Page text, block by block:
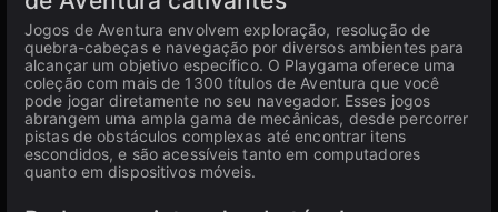
Jogos de Aventura envolvem exploração, resolução de
quebra-cabeças e navegação por diversos ambientes para
alcançar um objetivo específico. O Playgama oferece uma
coleção com mais de 1300 títulos de Aventura que você
pode jogar diretamente no seu navegador. Esses jogos
abrangem uma ampla gama de mecânicas, desde percorrer
pistas de obstáculos complexas até encontrar itens
escondidos, e são acessíveis tanto em computadores
quanto em dispositivos móveis.